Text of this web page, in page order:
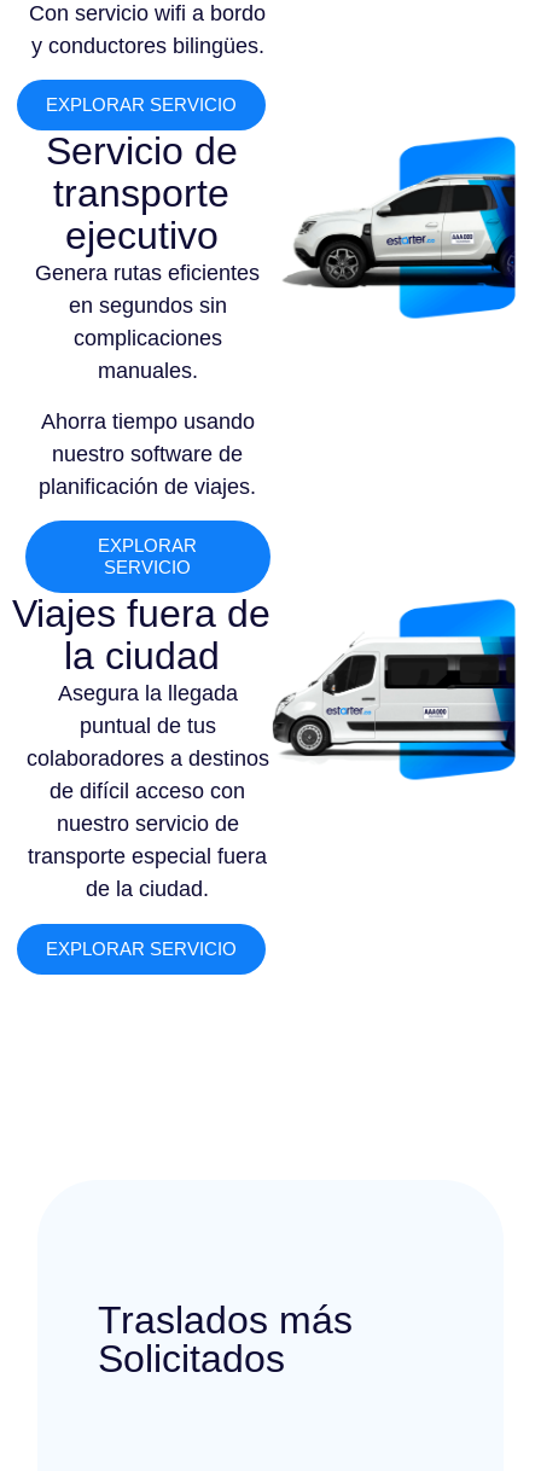
Con servicio wifi a bordo
y conductores bilingües.
EXPLORAR SERVICIO
Servicio de
transporte
ejecutivo
Genera rutas eficientes
en segundos sin
complicaciones
manuales.
Ahorra tiempo usando
nuestro software de
planificación de viajes.
EXPLORAR
SERVICIO
Viajes fuera de
la ciudad
Asegura la llegada
puntual de tus
colaboradores a destinos
de difícil acceso con
nuestro servicio de
transporte especial fuera
de la ciudad.
EXPLORAR SERVICIO
Traslados más
Solicitados